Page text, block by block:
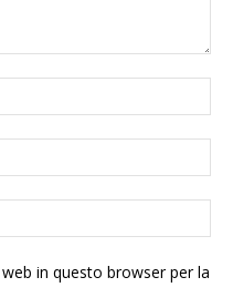
in questo browser per la